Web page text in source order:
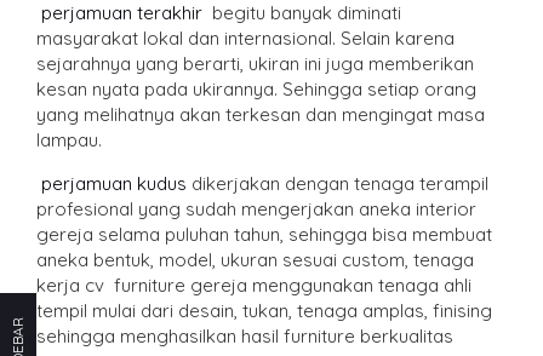
perjamuan terakhir begitu banyak diminati
masyarakat lokal dan internasional. Selain karena
sejarahnya yang berarti, ukiran ini juga memberikan
kesan nyata pada ukirannya. Sehingga setiap orang
yang melihatnya akan terkesan dan mengingat masa
lampau.
perjamuan kudus dikerjakan dengan tenaga terampil
profesional yang sudah mengerjakan aneka interior
gereja selama puluhan tahun, sehingga bisa membuat
aneka bentuk, model, ukuran sesuai custom, tenaga
kerja cv furniture gereja menggunakan tenaga ahli
tempil mulai dari desain, tukan, tenaga amplas, finising
sehingga menghasilkan hasil furniture berkualitas